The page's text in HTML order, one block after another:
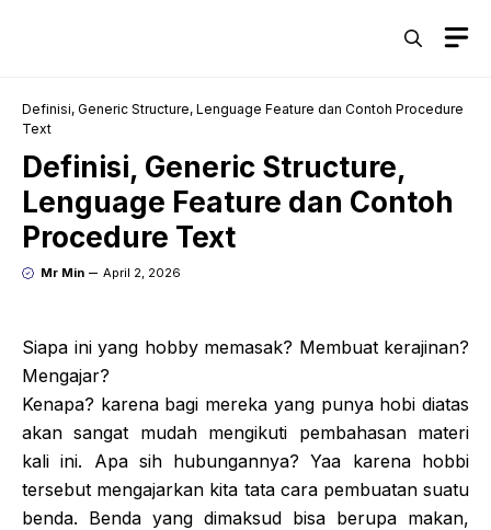
Definisi, Generic Structure, Lenguage Feature dan Contoh Procedure
Text
Definisi, Generic Structure,
Lenguage Feature dan Contoh
Procedure Text
Mr Min April 2, 2026
Siapa ini yang hobby memasak? Membuat kerajinan?
Mengajar?
Kenapa? karena bagi mereka yang punya hobi diatas
akan sangat mudah mengikuti pembahasan materi
kali ini. Apa sih hubungannya? Yaa karena hobbi
tersebut mengajarkan kita tata cara pembuatan suatu
benda. Benda yang dimaksud bisa berupa makan,